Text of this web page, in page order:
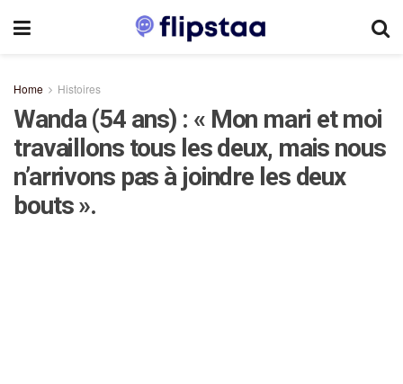
Home Histoires
Wanda (54 ans) : « Mon mari et moi
travaillons tous les deux, mais nous
n’arrivons pas à joindre les deux
bouts ».